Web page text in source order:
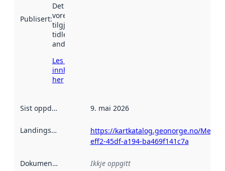
Publisert:
Det kan ha
vore
tilgjengeleg
tidlegare
andre stader.
Les meir om
innhenting
her
Sist oppdatert 9. mai 2026
Landingsside
https://kartkatalog.geonorge.no/
eff2-45df-a194-ba469f141c7a
Dokumentasjon Ikkje oppgitt